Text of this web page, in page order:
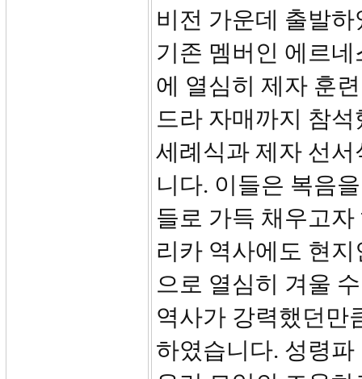
비전 가운데 출발
기존 멤버인 에르
에 열심히 제자 훈
드라 자매까지 참
세례식과 제자 선
니다. 이들은 복음
들로 가득 채우고
리카 역사에도 현
으로 열심히 겨울
역사가 강력했던만
하였습니다. 성령